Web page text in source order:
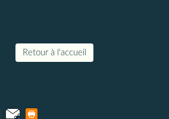
Retour à l'accueil